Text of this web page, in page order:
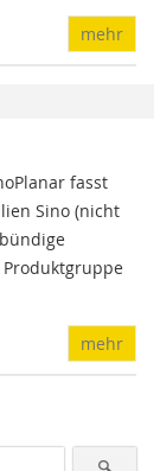
mehr
fasst
Sino (nicht
mehr